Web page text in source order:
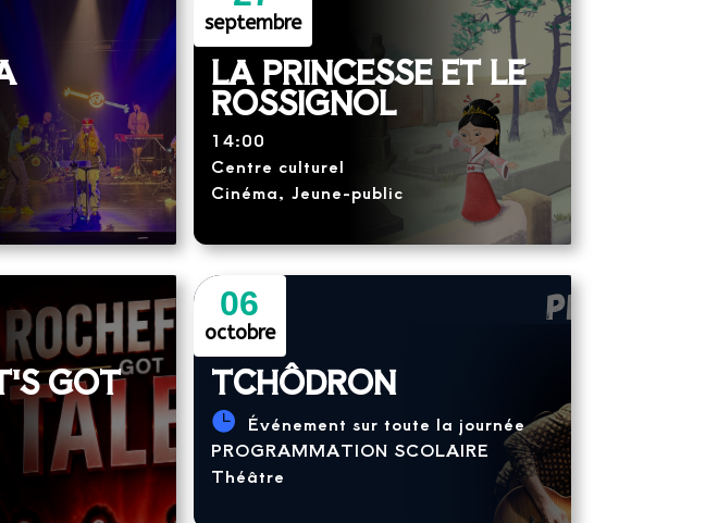
septembre
LA PRINCESSE ET LE
ROSSIGNOL
14:00
Centre culturel
Cinéma, Jeune-public
GOT
06
octobre
TCHÔDRON
Événement sur toute la journée
PROGRAMMATION SCOLAIRE
Théâtre